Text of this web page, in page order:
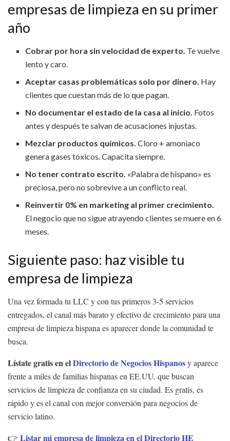
empresas de limpieza en su primer
año
Cobrar por hora sin velocidad de experto. Te vuelve
lento y caro.
Aceptar casas problemáticas solo por dinero. Hay
clientes que cuestan más de lo que pagan.
No documentar el estado de la casa al inicio. Fotos
antes y después te salvan de acusaciones injustas.
Mezclar productos químicos. Cloro + amoniaco
genera gases tóxicos. Capacita siempre.
No tener contrato escrito. «Palabra de hispano» es
preciosa, pero no sobrevive a un conflicto real.
Reinvertir 0% en marketing al primer crecimiento.
El negocio que no sigue atrayendo clientes se muere en 6
meses.
Siguiente paso: haz visible tu
empresa de limpieza
Una vez formada tu LLC y con tus primeros 3-5 servicios
entregados, el canal más barato y efectivo de crecimiento para una
empresa de limpieza hispana es aparecer donde la comunidad te
busca.
Lístate gratis en elDirectorio de Negocios Hispanosy aparece
frente a miles de familias hispanas en EE.UU. que buscan
servicios de limpieza de confianza en su ciudad. Es gratis, es
rápido y es el canal con mejor conversión para negocios de
servicio latino.
👉 Listar mi empresa de limpieza en el Directorio HE